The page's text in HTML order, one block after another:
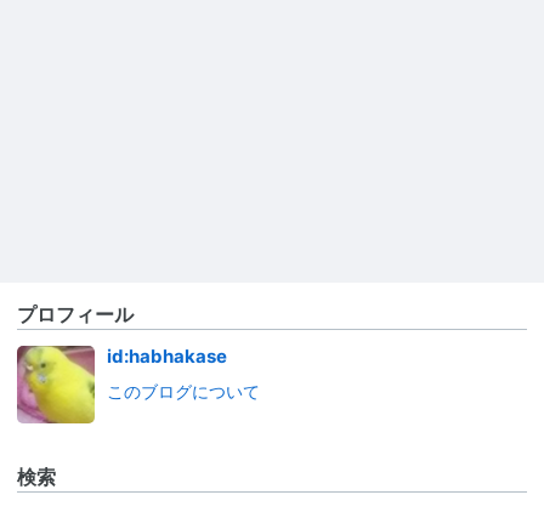
プロフィール
id:habhakase
このブログについて
検索